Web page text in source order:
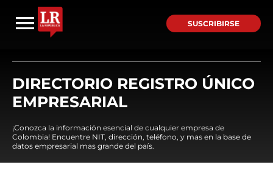
SUSCRIBIRSE
DIRECTORIO REGISTRO ÚNICO
EMPRESARIAL
¡Conozca la información esencial de cualquier empresa de
Colombia! Encuentre NIT, dirección, teléfono, y mas en la base de
datos empresarial mas grande del país.